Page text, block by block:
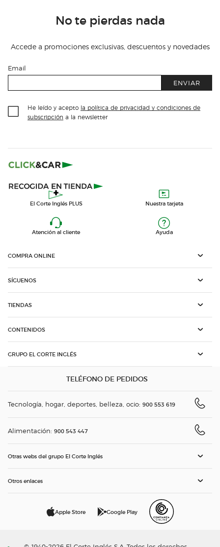
No te pierdas nada
Accede a promociones exclusivas, descuentos y novedades
Email
ENVIAR
He leído y acepto la política de privacidad y condiciones de
subscripción a la newsletter
El Corte Inglés PLUS Nuestra tarjeta
Atención al cliente Ayuda
COMPRA ONLINE
SÍGUENOS
TIENDAS
CONTENIDOS
GRUPO EL CORTE INGLÉS
TELÉFONO DE PEDIDOS
Tecnología, hogar, deportes, belleza, ocio: 900 553 619
Alimentación: 900 543 447
Otras webs del grupo El Corte Inglés
Otros enlaces
Apple Store Google Play